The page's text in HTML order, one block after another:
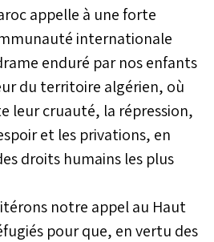
appelle à une forte
internationale
enduré par nos enfants
du territoire algérien, où
leur cruauté, la répression,
et les privations, en
droits humains les plus
notre appel au Haut
pour que, en vertu des